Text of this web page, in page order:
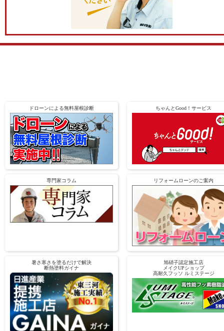
ドローンによる無料屋根診断 ちゃんとGood！サービス
専門家コラム リフォームローンのご案内
暑さ寒さを塗るだけで解決
断熱塗料ガイナ
旭硝子認定施工店
メイクUPショップ
高耐久フッソ ルミステージ